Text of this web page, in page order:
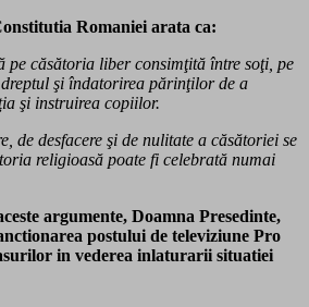
Romaniei arata ca:
pe căsătoria liber consimţită între soţi, pe
şi îndatorirea părinţilor de a
şi instruirea copiilor.
de desfacere şi de nulitate a căsătoriei se
religioasă poate fi celebrată numai
argumente, Doamna Presedinte,
postului de televiziune Pro
in vederea inlaturarii situatiei